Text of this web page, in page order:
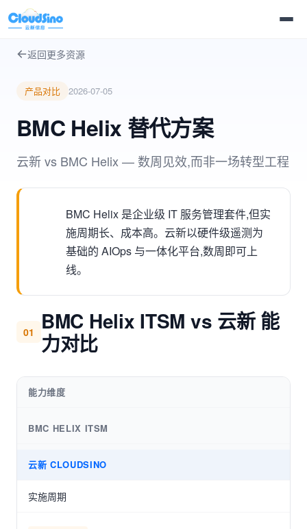
返回更多资源
产品对比 2026-07-05
BMC Helix 替代方案
云新 vs BMC Helix — 数周见效,而非一场转型工程
BMC Helix 是企业级 IT 服务管理套件,但实
施周期长、成本高。云新以硬件级遥测为
基础的 AIOps 与一体化平台,数周即可上
线。
01
BMC Helix ITSM vs 云新 能
力对比
能力维度
BMC HELIX ITSM
云新 CLOUDSINO
实施周期